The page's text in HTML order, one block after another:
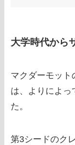
大学時代から
マクダーモット
は、よりによっ
た。
第3シードのク